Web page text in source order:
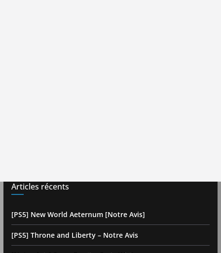
Articles récents
[PS5] New World Aeternum [Notre Avis]
[PS5] Throne and Liberty – Notre Avis